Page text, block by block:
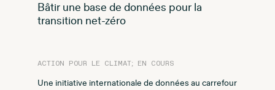
Bâtir une base de données pour la
transition net-zéro
ACTION POUR LE CLIMAT; EN COURS
Une initiative internationale de données au carrefour